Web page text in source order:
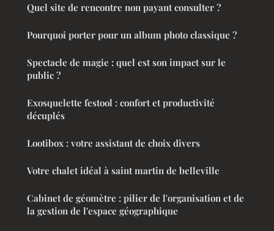
Quel site de rencontre non payant consulter ?
Pourquoi porter pour un album photo classique ?
Spectacle de magie : quel est son impact sur le
public ?
Exosquelette festool : confort et productivité
décuplés
Lootibox : votre assistant de choix divers
Votre chalet idéal à saint martin de belleville
Cabinet de géomètre : pilier de l'organisation et de
la gestion de l'espace géographique